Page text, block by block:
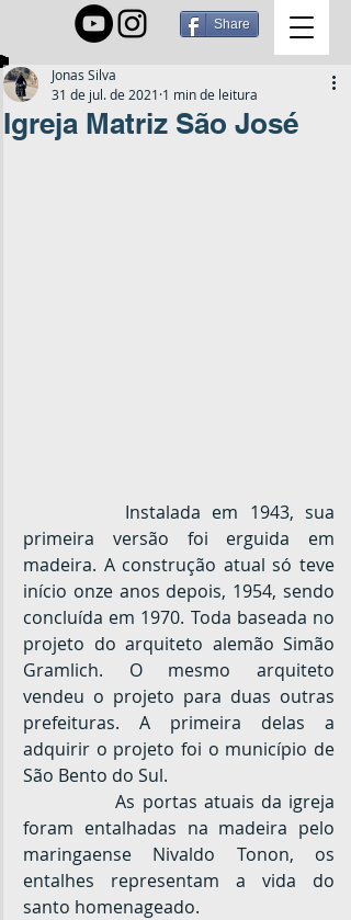
Share
Igreja Matriz São José
Jonas Silva
31 de jul. de 2021 1 min de leitura
primeira versão foi erguida em
madeira. A construção atual só teve
início onze anos depois, 1954, sendo
concluída em 1970. Toda baseada no
projeto do arquiteto alemão Simão
Gramlich. O mesmo arquiteto
vendeu o projeto para duas outras
prefeituras. A primeira delas a
adquirir o projeto foi o município de
São Bento do Sul.
		As portas atuais da igreja
foram entalhadas na madeira pelo
maringaense Nivaldo Tonon, os
entalhes representam a vida do
santo homenageado.